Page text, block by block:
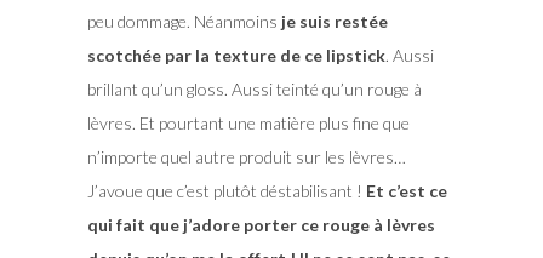
peu dommage. Néanmoins je suis restée
scotchée par la texture de ce lipstick. Aussi
brillant qu’un gloss. Aussi teinté qu’un rouge à
lèvres. Et pourtant une matière plus fine que
n’importe quel autre produit sur les lèvres…
J’avoue que c’est plutôt déstabilisant ! Et c’est ce
qui fait que j’adore porter ce rouge à lèvres